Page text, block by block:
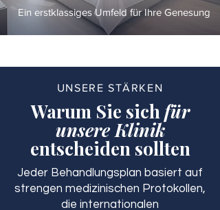
Ein erstklassiges Umfeld für Ihre Genesung
UNSERE STÄRKEN
Warum Sie sichfür
unsere Klinik
entscheiden sollten
Jeder Behandlungsplan basiert auf
strengen medizinischen Protokollen,
die internationalen